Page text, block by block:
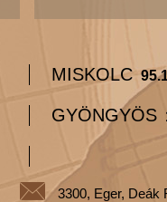
MISKOLC
GYÖNGYÖS
3300, Eger, Deák